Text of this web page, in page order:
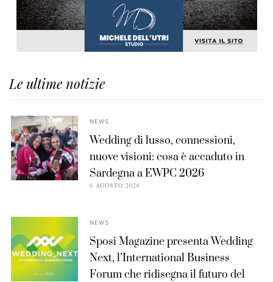
Le ultime notizie
NEWS
Wedding di lusso, connessioni,
nuove visioni: cosa è accaduto in
Sardegna a EWPC 2026
6 AGOSTO 2026
NEWS
Sposi Magazine presenta Wedding
Next, l’International Business
Forum che ridisegna il futuro del